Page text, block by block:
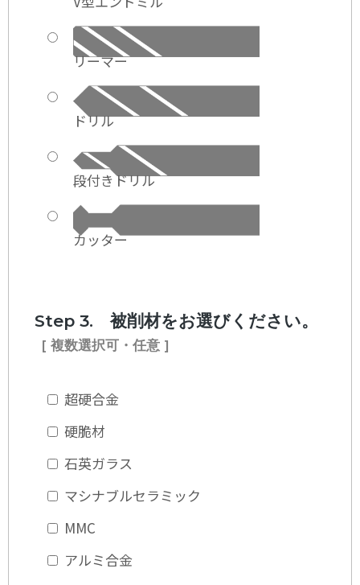
リーマー
ドリル
段付きドリル
カッター
Step 3. 被削材をお選びください。
[ 複数選択可・任意 ]
超硬合金
硬脆材
石英ガラス
マシナブルセラミック
MMC
アルミ合金